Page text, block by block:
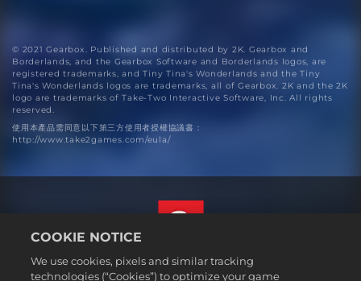
© 2021 Gearbox. Published and distributed by 2K. Gearbox and
Borderlands, and the Gearbox Software and Borderlands logos, are
registered trademarks, and Tiny Tina's Wonderlands and the Tiny
Tina's Wonderlands logos are trademarks, all of Gearbox. 2K and the 2K
logo are trademarks of Take-Two Interactive Software, Inc. All rights
reserved.
使用本產品需同意以下第三方使用者授權協議書：
http://www.take2games.com/eula/
繁體中文
COOKIE NOTICE
We use cookies, pixels and similar tracking
technologies (“Cookies”) to optimize your game